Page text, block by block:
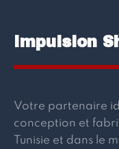
Impulsion
Votre partenaire
conception et
Tunisie et dans le